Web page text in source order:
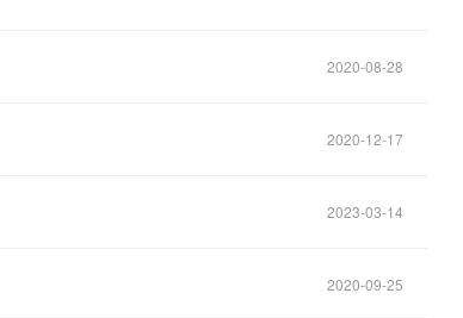
2020-08-28
2020-12-17
2023-03-14
2020-09-25